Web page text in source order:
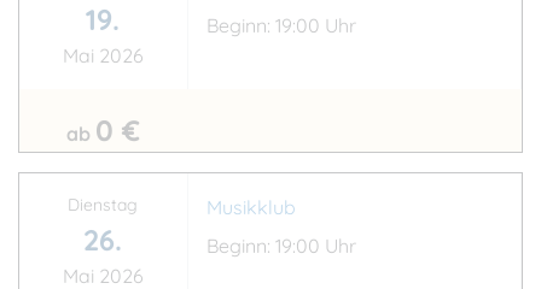
19.
Mai 2026
Beginn: 19:00 Uhr
ab 0 €
Dienstag
26.
Mai 2026
Musikklub
Beginn: 19:00 Uhr